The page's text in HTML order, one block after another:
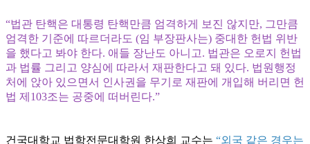
“법관 탄핵은 대통령 탄핵만큼 엄격하게 보진 않지만, 그만큼
엄격한 기준에 따르더라도 (임 부장판사는) 중대한 헌법 위반
을 했다고 봐야 한다. 애들 장난도 아니고. 법관은 오로지 헌법
과 법률 그리고 양심에 따라서 재판한다고 돼 있다. 법원행정
처에 앉아 있으면서 인사권을 무기로 재판에 개입해 버리면 헌
법 제103조는 공중에 떠버린다.”
건국대학교 법학전문대학원 한상희 교수는 “외국 같은 경우는